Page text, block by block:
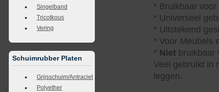
Singelband
Tricotkous
Vering
Schuimrubber Platen
Grijsschuim/Antraciet
Polyether
* Bruikbaar
* Universeel
* Uitstekend
* Voor Meubels
* Niet bruikbaar
Veel gebruikt in
leggen.